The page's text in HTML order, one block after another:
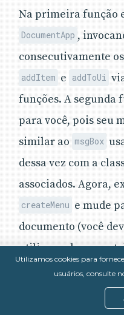
Na primeira função
DocumentApp ,
consecutivamente
addItem e addToUi
funções. A segunda
para você, pois seu
similar ao msgBox
dessa vez com a
associados. Agora,
createMenu e mude
documento (você
utilizar o
no menu chamado
Utilizamos cookies para
usuários, consulte